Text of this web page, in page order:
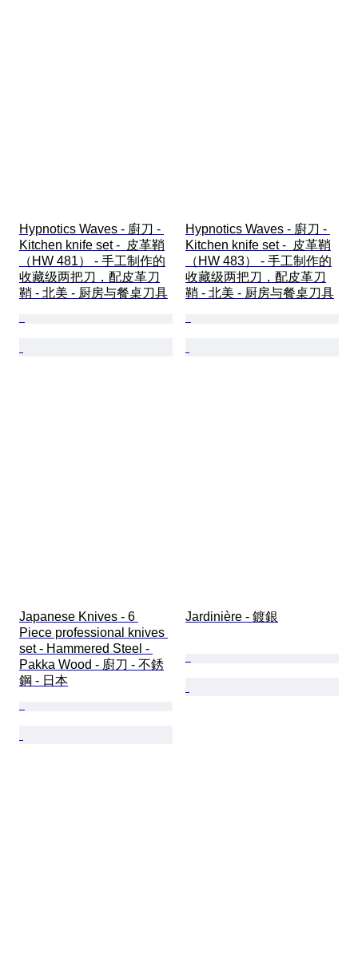
Hypnotics Waves - 廚刀 -
Kitchen knife set -  皮革鞘
（HW 481） - 手工制作的
收藏级两把刀，配皮革刀
鞘 - 北美 - 厨房与餐桌刀具
Hypnotics Waves - 廚刀 -
Kitchen knife set -  皮革鞘
（HW 483） - 手工制作的
收藏级两把刀，配皮革刀
鞘 - 北美 - 厨房与餐桌刀具
Japanese Knives - 6
Piece professional knives
set - Hammered Steel -
Pakka Wood - 廚刀 - 不銹
鋼 - 日本
Jardinière - 鍍銀